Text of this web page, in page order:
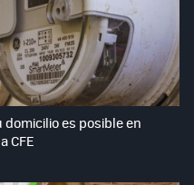
es posible en
CFE